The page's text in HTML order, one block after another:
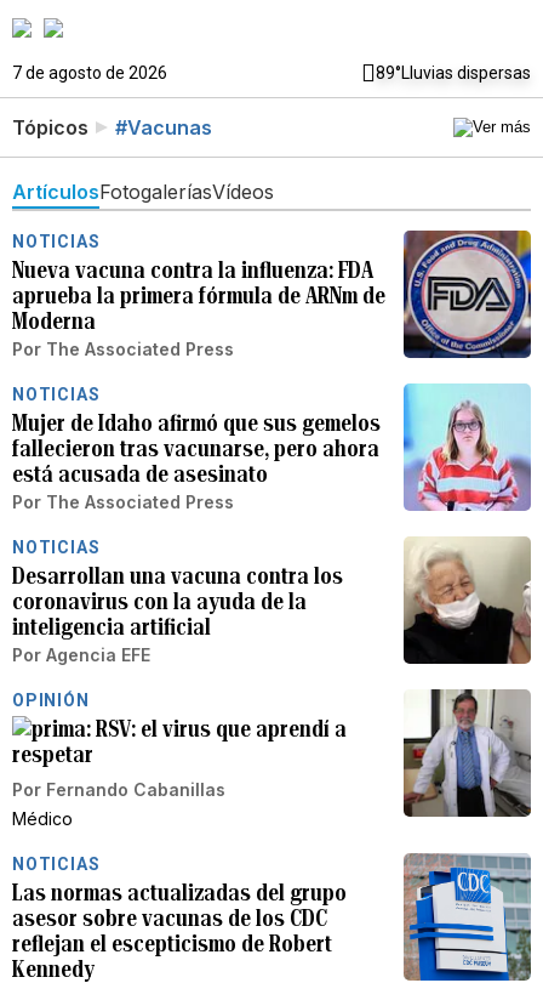
7 de agosto de 2026 89°Lluvias dispersas
Tópicos #Vacunas
ArtículosFotogaleríasVídeos
NOTICIAS
Nueva vacuna contra la influenza: FDA
aprueba la primera fórmula de ARNm de
Moderna
Por The Associated Press
NOTICIAS
Mujer de Idaho afirmó que sus gemelos
fallecieron tras vacunarse, pero ahora
está acusada de asesinato
Por The Associated Press
NOTICIAS
Desarrollan una vacuna contra los
coronavirus con la ayuda de la
inteligencia artificial
Por Agencia EFE
OPINIÓN
RSV: el virus que aprendí a
respetar
Por Fernando Cabanillas
Médico
NOTICIAS
Las normas actualizadas del grupo
asesor sobre vacunas de los CDC
reflejan el escepticismo de Robert
Kennedy